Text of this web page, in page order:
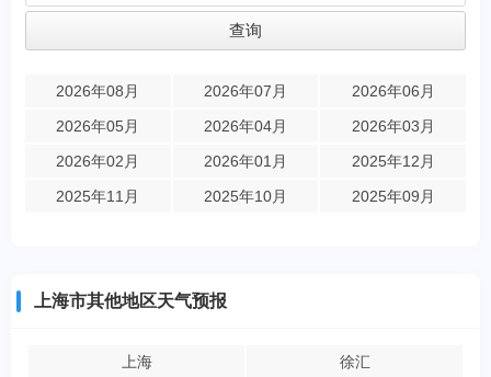
2026年08月 2026年07月
2026年06月
2026年05月
2026年04月
2026年03月
2026年02月
2026年01月
2025年12月
2025年11月
2025年10月 2025年09月
上海市其他地区天气预报
上海
徐汇